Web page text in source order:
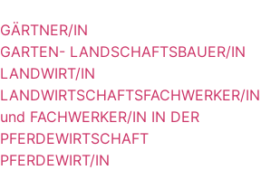
GÄRTNER/IN
GARTEN- LANDSCHAFTSBAUER/IN
LANDWIRT/IN
LANDWIRTSCHAFTSFACHWERKER/IN
und FACHWERKER/IN IN DER
PFERDEWIRTSCHAFT
PFERDEWIRT/IN